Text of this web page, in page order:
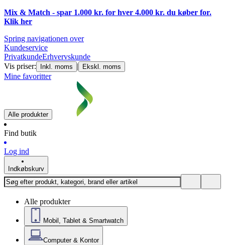
Mix & Match - spar 1.000 kr. for hver 4.000 kr. du køber for.
Klik her
Spring navigationen over
Kundeservice
PrivatkundeErhvervskunde
Vis priser:
Inkl. moms | Ekskl. moms
Mine favoritter
Alle produkter
Find butik
Log ind
Indkøbskurv
Alle produkter
Mobil, Tablet & Smartwatch
Computer & Kontor